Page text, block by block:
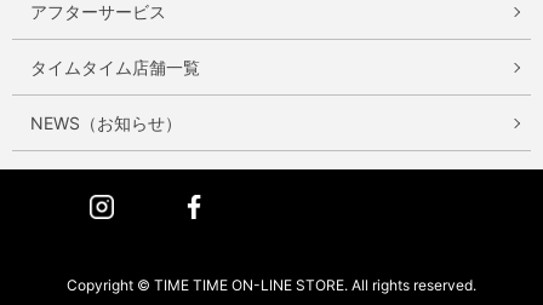
アフターサービス
タイムタイム店舗一覧
NEWS（お知らせ）
Instagram
Copyright © TIME TIME ON-LINE STORE. All rights reserved.